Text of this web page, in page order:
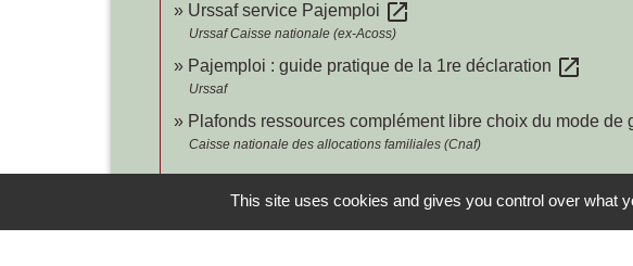
Urssaf service Pajemploi open_in_new
Urssaf Caisse nationale (ex-Acoss)
Pajemploi : guide pratique de la 1re déclaration open_in_new
Urssaf
Plafonds ressources complément libre choix du mode de
Caisse nationale des allocations familiales (Cnaf)
This site uses cookies and gives you control over what